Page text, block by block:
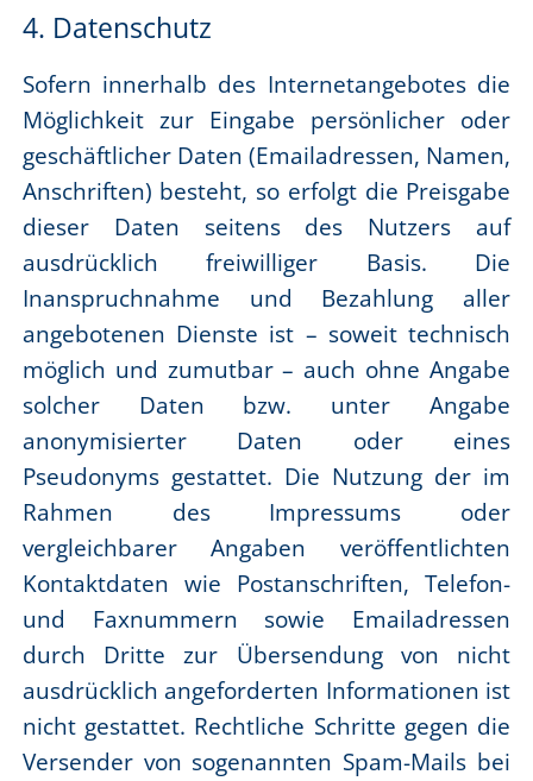
4. Datenschutz
Sofern innerhalb des Internetangebotes die
Möglichkeit zur Eingabe persönlicher oder
geschäftlicher Daten (Emailadressen, Namen,
Anschriften) besteht, so erfolgt die Preisgabe
dieser Daten seitens des Nutzers auf
ausdrücklich freiwilliger Basis. Die
Inanspruchnahme und Bezahlung aller
angebotenen Dienste ist – soweit technisch
möglich und zumutbar – auch ohne Angabe
solcher Daten bzw. unter Angabe
anonymisierter Daten oder eines
Pseudonyms gestattet. Die Nutzung der im
Rahmen des Impressums oder
vergleichbarer Angaben veröffentlichten
Kontaktdaten wie Postanschriften, Telefon-
und Faxnummern sowie Emailadressen
durch Dritte zur Übersendung von nicht
ausdrücklich angeforderten Informationen ist
nicht gestattet. Rechtliche Schritte gegen die
Versender von sogenannten Spam-Mails bei